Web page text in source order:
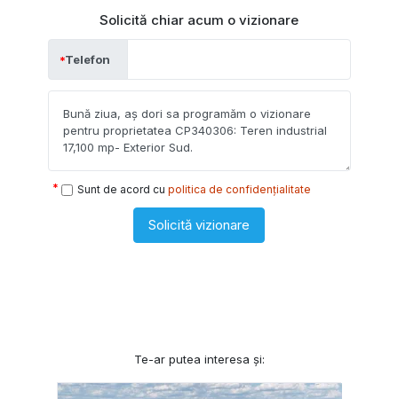
Solicită chiar acum o vizionare
Telefon
Sunt de acord cu politica de confidențialitate
Solicită vizionare
Te-ar putea interesa și: